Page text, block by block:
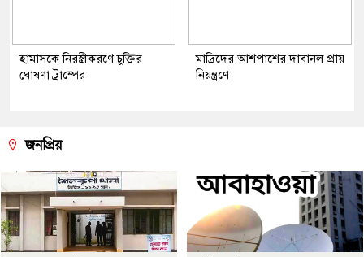
হামাসকে নিরস্ত্রীকরণে চুক্তির
ঘোষণা ট্রাম্পের
মাদ্রিদের আশপাশের দাবানল প্রায়
নিয়ন্ত্রণে
জনপ্রিয়